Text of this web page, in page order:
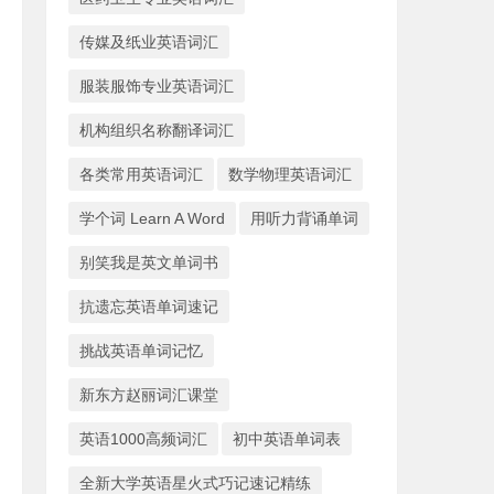
传媒及纸业英语词汇
服装服饰专业英语词汇
机构组织名称翻译词汇
各类常用英语词汇 数学物理英语词汇
学个词 Learn A Word 用听力背诵单词
别笑我是英文单词书
抗遗忘英语单词速记
挑战英语单词记忆
新东方赵丽词汇课堂
英语1000高频词汇 初中英语单词表
全新大学英语星火式巧记速记精练